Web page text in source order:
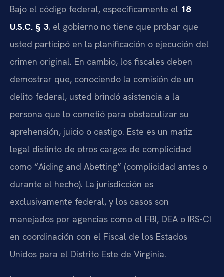
Bajo el código federal, específicamente el 18
U.S.C. § 3, el gobierno no tiene que probar que
usted participó en la planificación o ejecución del
crimen original. En cambio, los fiscales deben
demostrar que, conociendo la comisión de un
delito federal, usted brindó asistencia a la
persona que lo cometió para obstaculizar su
aprehensión, juicio o castigo. Este es un matiz
legal distinto de otros cargos de complicidad
como “Aiding and Abetting” (complicidad antes o
durante el hecho). La jurisdicción es
exclusivamente federal, y los casos son
manejados por agencias como el FBI, DEA o IRS-CI
en coordinación con el Fiscal de los Estados
Unidos para el Distrito Este de Virginia.